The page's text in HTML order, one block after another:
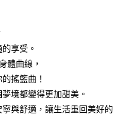
享受。
體曲線，
搖籃曲！
境都變得更加甜美。
與舒適，讓生活重回美好的